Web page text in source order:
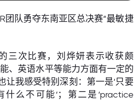
团队勇夺东南亚区总决赛“最敏捷
三次比赛，刘烨妍表示收获颇
、英语水平等能力方面有一定的
让我感受特别深刻：第一是‘只要
么不可能‘；第二是‘practice